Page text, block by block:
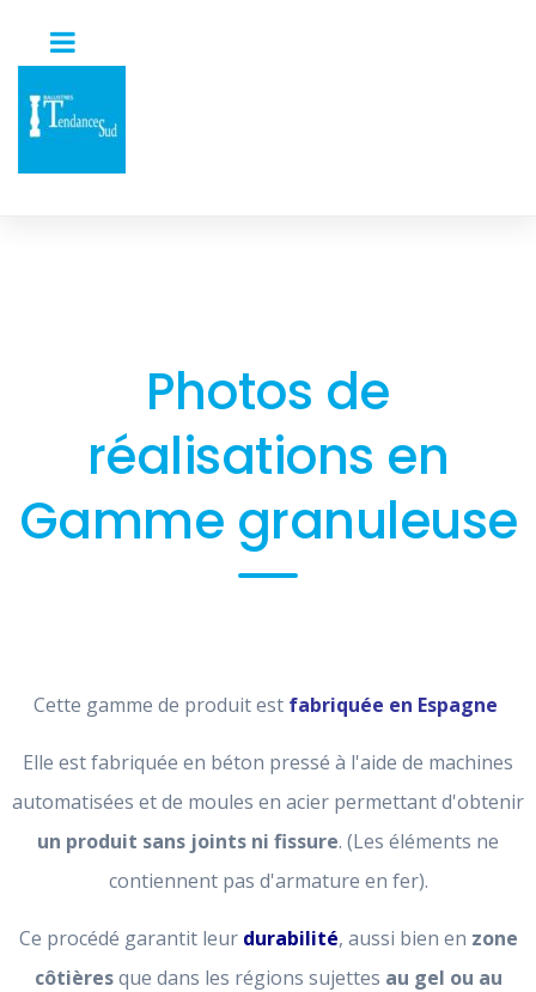
Photos de
réalisations en
Gamme granuleuse
Cette gamme de produit est fabriquée en Espagne
Elle est fabriquée en béton pressé à l'aide de machines
automatisées et de moules en acier permettant d'obtenir
un produit sans joints ni fissure. (Les éléments ne
contiennent pas d'armature en fer).
Ce procédé garantit leur durabilité, aussi bien en zone
côtièresque dans les régions sujettes au gel ou au